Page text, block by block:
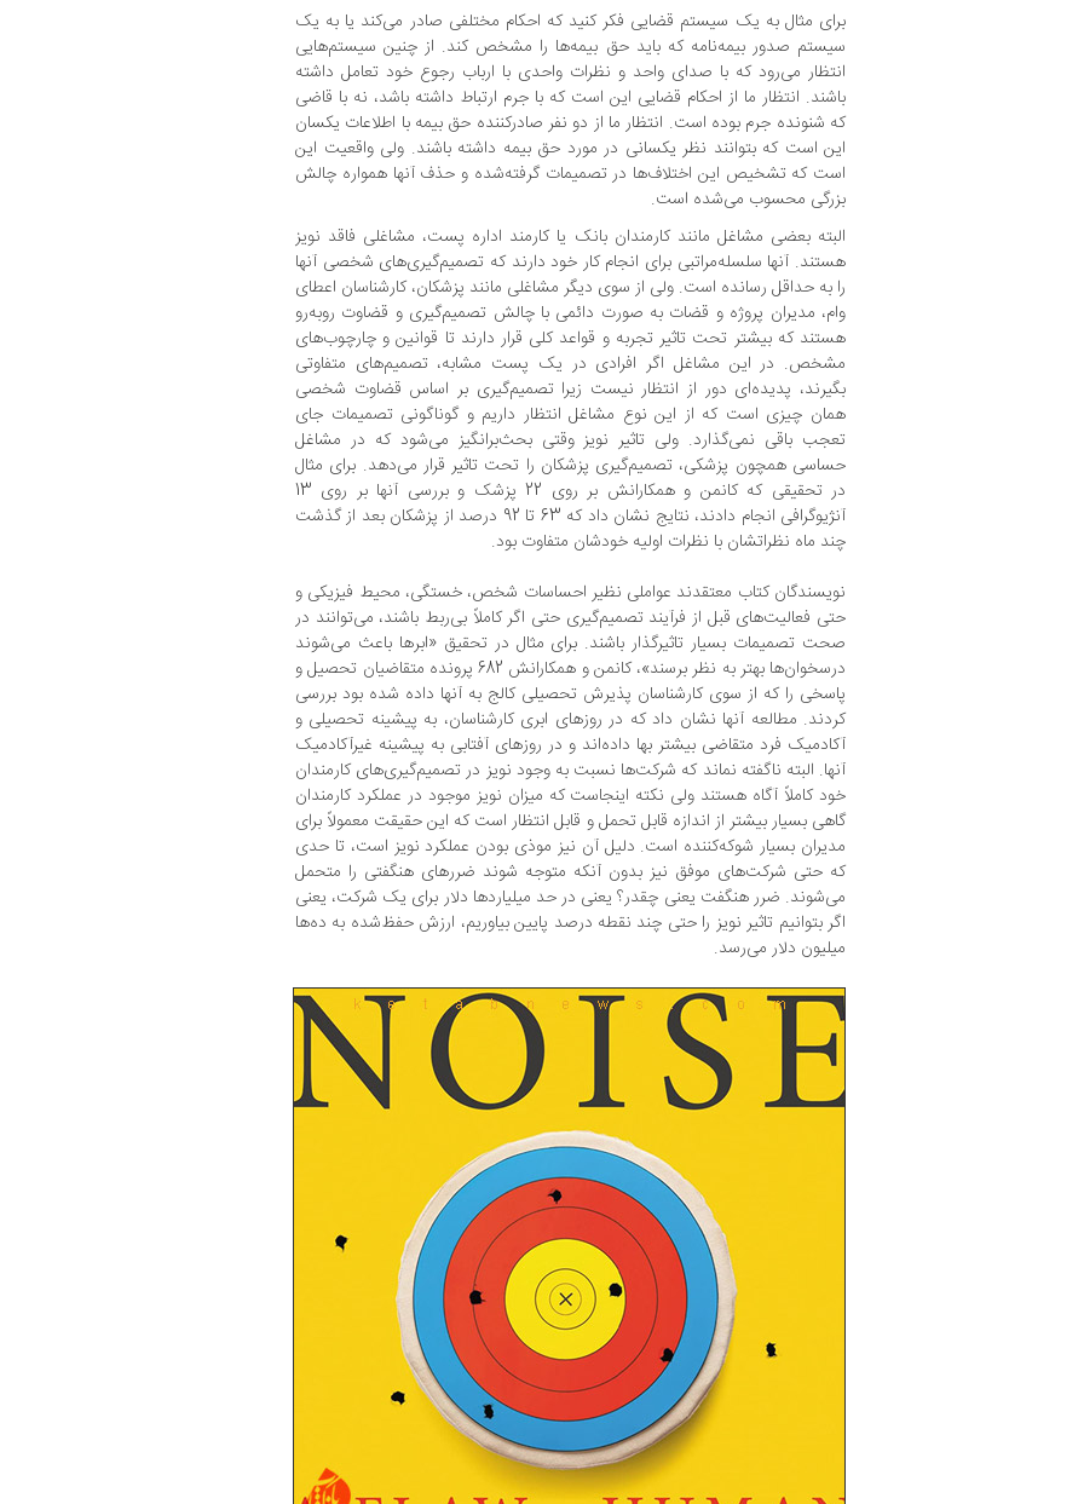
برای مثال به یک سیستم قضایی فکر کنید که احکام مختلفی صادر می‌کند یا به یک
سیستم صدور بیمه‌نامه که باید حق بیمه‌ها را مشخص کند. از چنین سیستم‌هایی
انتظار می‌رود که با صدای واحد و نظرات واحدی با ارباب رجوع خود تعامل داشته
باشند. انتظار ما از احکام قضایی این است که با جرم ارتباط داشته باشد، نه با قاضی
که شنونده جرم بوده است. انتظار ما از دو نفر صادرکننده حق بیمه با اطلاعات یکسان
این است که بتوانند نظر یکسانی در مورد حق بیمه داشته باشند. ولی واقعیت این
است که تشخیص این اختلاف‌ها در تصمیمات گرفته‌شده و حذف آنها همواره چالش
بزرگی محسوب می‌شده است.
البته بعضی مشاغل مانند کارمندان بانک یا کارمند اداره پست، مشاغلی فاقد نویز
هستند. آنها سلسله‌مراتبی برای انجام کار خود دارند که تصمیم‌گیری‌های شخصی آنها
را به حداقل رسانده است. ولی از سوی دیگر مشاغلی مانند پزشکان، کارشناسان اعطای
وام، مدیران پروژه و قضات به صورت دائمی با چالش تصمیم‌گیری و قضاوت روبه‌رو
هستند که بیشتر تحت تاثیر تجربه و قواعد کلی قرار دارند تا قوانین و چارچوب‌های
مشخص. در این مشاغل اگر افرادی در یک پست مشابه، تصمیم‌های متفاوتی
بگیرند، پدیده‌ای دور از انتظار نیست زیرا تصمیم‌گیری بر اساس قضاوت شخصی
همان چیزی است که از این نوع مشاغل انتظار داریم و گوناگونی تصمیمات جای
تعجب باقی نمی‌گذارد. ولی تاثیر نویز وقتی بحث‌برانگیز می‌شود که در مشاغل
حساسی همچون پزشکی، تصمیم‌گیری پزشکان را تحت تاثیر قرار می‌دهد. برای مثال
در تحقیقی که کانمن و همکارانش بر روی 22 پزشک و بررسی آنها بر روی 13
آنژیوگرافی انجام دادند، نتایج نشان داد که 63 تا 92 درصد از پزشکان بعد از گذشت
چند ماه نظراتشان با نظرات اولیه خودشان متفاوت بود.
نویسندگان کتاب معتقدند عواملی نظیر احساسات شخص، خستگی، محیط فیزیکی و
حتی فعالیت‌های قبل از فرآیند تصمیم‌گیری حتی اگر کاملاً بی‌ربط باشند، می‌توانند در
صحت تصمیمات بسیار تاثیر‌گذار باشند. برای مثال در تحقیق «ابرها باعث می‌شوند
درسخوان‌ها بهتر به نظر برسند»، کانمن و همکارانش 682 پرونده متقاضیان تحصیل و
پاسخی را که از سوی کارشناسان پذیرش تحصیلی کالج به آنها داده شده بود بررسی
کردند. مطالعه آنها نشان داد که در روزهای ابری کارشناسان، به پیشینه تحصیلی و
آکادمیک فرد متقاضی بیشتر بها داده‌اند و در روزهای آفتابی به پیشینه غیر‌آکادمیک
آنها. البته ناگفته نماند که شرکت‌ها نسبت به وجود نویز در تصمیم‌گیری‌های کارمندان
خود کاملاً آگاه هستند ولی نکته اینجاست که میزان نویز موجود در عملکرد کارمندان
گاهی بسیار بیشتر از اندازه قابل تحمل و قابل انتظار است که این حقیقت معمولاً برای
مدیران بسیار شوکه‌کنند‌ه است. دلیل آن نیز موذی بودن عملکرد نویز است، تا حدی
که حتی شرکت‌های موفق نیز بدون آنکه متوجه شوند ضررهای هنگفتی را متحمل
می‌شوند. ضرر هنگفت یعنی چقدر؟ یعنی در حد میلیاردها دلار برای یک شرکت، یعنی
اگر بتوانیم تاثیر نویز را حتی چند نقطه درصد پایین بیاوریم، ارزش حفظ‌شده به ده‌ها
میلیون دلار می‌رسد.